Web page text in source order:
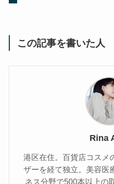
この記事を書いた人
Rina
港区在住。百貨店コスメ
ザーを経て独立。美容医
ネス分野で500本以上の